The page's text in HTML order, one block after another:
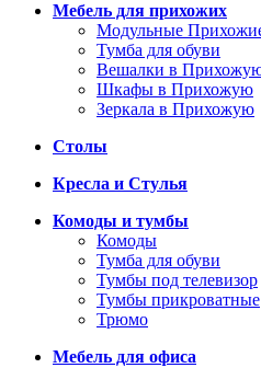
Мебель для прихожих
Модульные
Тумба для обуви
Вешалки в
Шкафы в Прихожую
Зеркала в Прихожую
Столы
Кресла и Стулья
Комоды и тумбы
Комоды
Тумба для обуви
Тумбы под телевизор
Тумбы прикроватные
Трюмо
Мебель для офиса